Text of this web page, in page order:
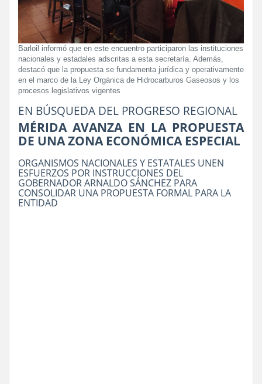
Barloil informó que en este encuentro participaron las instituciones
nacionales y estadales adscritas a esta secretaría. Además,
destacó que la propuesta se fundamenta jurídica y operativamente
en el marco de la Ley Orgánica de Hidrocarburos Gaseosos y los
procesos legislativos vigentes
EN BÚSQUEDA DEL PROGRESO REGIONAL
MÉRIDA AVANZA EN LA PROPUESTA
DE UNA ZONA ECONÓMICA ESPECIAL
ORGANISMOS NACIONALES Y ESTATALES UNEN
ESFUERZOS POR INSTRUCCIONES DEL
GOBERNADOR ARNALDO SÁNCHEZ PARA
CONSOLIDAR UNA PROPUESTA FORMAL PARA LA
ENTIDAD